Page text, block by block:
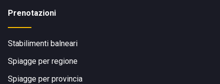
Prenotazioni
Stabilimenti balneari
Spiagge per regione
Spiagge per provincia